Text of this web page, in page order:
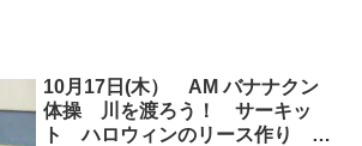
10月17日(木） AM バナナクン
体操 川を渡ろう！ サーキッ
ト ハロウィンのリース作り 療